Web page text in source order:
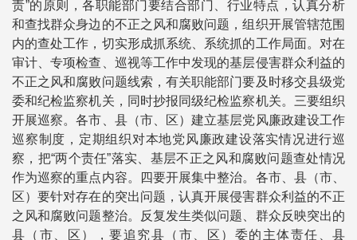
责”的原则，各职能部门要结合部门、行业特点，认真分析
和查找群众身边的不正之风和腐败问题，组织开展管辖范围
内的查处工作，切实形成抓系统、系统抓的工作局面。对在
审计、专项检查、巡视等工作中发现的基层侵害群众利益的
不正之风和腐败问题线索，有关职能部门要及时移交县级党
委和纪检监察机关，同时抄报同级纪检监察机关。三要组织
开展巡察。各市、县（市、区）建立基层党风廉政建设工作
巡察制度，定期组织对本地党风廉政建设落实情况进行巡
察，把“两个责任”落实、基层不正之风和腐败问题查处情况
作为巡察的重点内容。四要开展集中整治。各市、县（市、
区）要针对存在的突出问题，认真开展侵害群众利益的不正
之风和腐败问题整治。反复发生类似问题、群众反映突出的
县（市、区），要追究县（市、区）委的主体责任、县